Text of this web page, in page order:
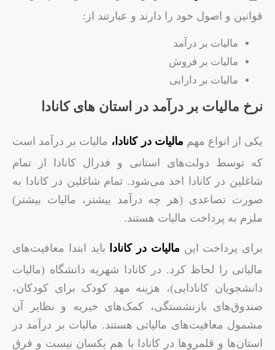
قوانین و اصول خود را دارند و عبارتند از:
مالیات بر درآمد
مالیات بر فروش
مالیات بر دارایی
نرخ مالیات بر درآمد در استان های کانادا
یکی از انواع مهم مالیات در کانادا، مالیات بر درآمد است
که توسط دولت‌های استانی و فدرال کانادا از تمام
شاغلین در کانادا اخذ می‌شود. تمام شاغلین در کانادا به
صورت تصاعدی (هر چه درآمد بیشتر، مالیات بیشتر)
ملزم به پرداخت مالیات هستند.
برای پرداخت این مالیات در کانادا
باید ابتدا معافیت‌های
مالیاتی را لحاظ کرد. در کانادا شهریه دانشگاه (مالیات
دانشجویان کانادایی)، هزینه مهد کودک برای کودکان،
صندوق‌های بازنشستگی، کمک‌های خیریه و نظایر آن
مشمول معافیت‌های مالیاتی هستند. مالیات بر درآمد در
استان‌ها و قلمروها در کانادا با هم یکسان نیست و فرق